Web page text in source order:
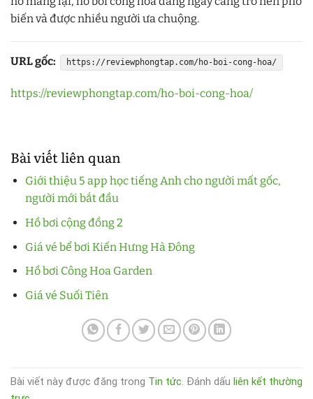
biến và được nhiều người ưa chuộng.
URL gốc: https://reviewphongtap.com/ho-boi-cong-hoa/
https://reviewphongtap.com/ho-boi-cong-hoa/
Bài viết liên quan
Giới thiệu 5 app học tiếng Anh cho người mất gốc,
người mới bắt đầu
Hồ bơi cộng đồng 2
Giá vé bể bơi Kiến Hưng Hà Đông
Hồ bơi Công Hoa Garden
Giá vé Suối Tiên
Bài viết này được đăng trong Tin tức. Đánh dấu liên kết thường